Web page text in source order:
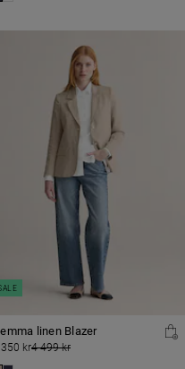
linen Blazer
kr4 499 kr